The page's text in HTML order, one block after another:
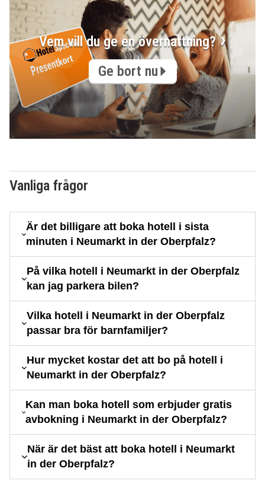
Vem vill du ge en övernattning?
Ge bort nu
Vanliga frågor
Är det billigare att boka hotell i sista
minuten i Neumarkt in der Oberpfalz?
På vilka hotell i Neumarkt in der Oberpfalz
kan jag parkera bilen?
Vilka hotell i Neumarkt in der Oberpfalz
passar bra för barnfamiljer?
Hur mycket kostar det att bo på hotell i
Neumarkt in der Oberpfalz?
Kan man boka hotell som erbjuder gratis
avbokning i Neumarkt in der Oberpfalz?
När är det bäst att boka hotell i Neumarkt
in der Oberpfalz?